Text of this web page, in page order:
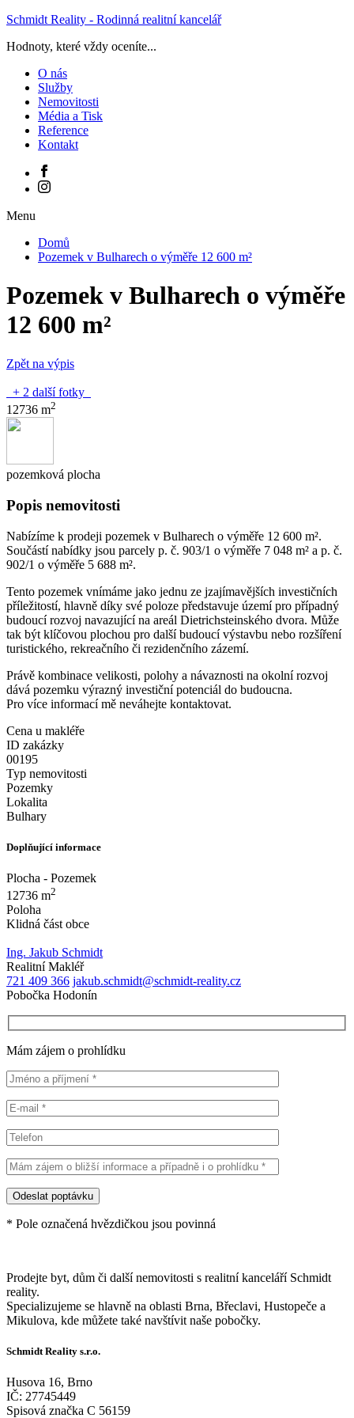
Schmidt Reality - Rodinná realitní kancelář
Hodnoty, které vždy oceníte...
O nás
Služby
Nemovitosti
Média a Tisk
Reference
Kontakt
Menu
Domů
Pozemek v Bulharech o výměře 12 600 m²
Pozemek v Bulharech o výměře
12 600 m²
Zpět na výpis
+ 2 další fotky
12736 m2
pozemková plocha
Popis nemovitosti
Nabízíme k prodeji pozemek v Bulharech o výměře 12 600 m².
Součástí nabídky jsou parcely p. č. 903/1 o výměře 7 048 m² a p. č.
902/1 o výměře 5 688 m².
Tento pozemek vnímáme jako jednu ze jzajímavějších investičních
příležitostí, hlavně díky své poloze představuje území pro případný
budoucí rozvoj navazující na areál Dietrichsteinského dvora. Může
tak být klíčovou plochou pro další budoucí výstavbu nebo rozšíření
turistického, rekreačního či rezidenčního zázemí.
Právě kombinace velikosti, polohy a návaznosti na okolní rozvoj
dává pozemku výrazný investiční potenciál do budoucna.
Pro více informací mě neváhejte kontaktovat.
Cena u makléře
ID zakázky
00195
Typ nemovitosti
Pozemky
Lokalita
Bulhary
Doplňující informace
Plocha - Pozemek
12736 m2
Poloha
Klidná část obce
Ing. Jakub Schmidt
Realitní Makléř
721 409 366 jakub.schmidt@schmidt-reality.cz
Pobočka Hodonín
Mám zájem o prohlídku
* Pole označená hvězdičkou jsou povinná
Prodejte byt, dům či další nemovitosti s realitní kanceláří Schmidt
reality.
Specializujeme se hlavně na oblasti Brna, Břeclavi, Hustopeče a
Mikulova, kde můžete také navštívit naše pobočky.
Schmidt Reality s.r.o.
Husova 16, Brno
IČ: 27745449
Spisová značka C 56159